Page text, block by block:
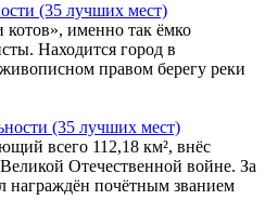
(35 лучших мест)
именно так ёмко
Находится город в
правом берегу реки
(35 лучших мест)
всего 112,18 км², внёс
Отечественной войне. За
награждён почётным званием